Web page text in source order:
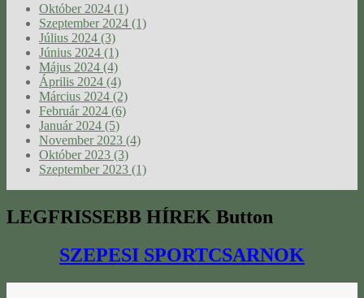
Október 2024 (1)
Szeptember 2024 (1)
Július 2024 (3)
Június 2024 (1)
Május 2024 (4)
Április 2024 (4)
Március 2024 (2)
Február 2024 (6)
Január 2024 (5)
November 2023 (4)
Október 2023 (3)
Szeptember 2023 (1)
LEGFRISSEBB HÍREK Button
SZEPESI SPORTCSARNOK